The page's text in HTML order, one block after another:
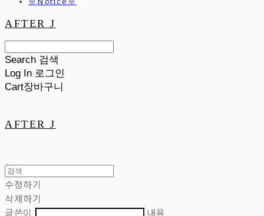
AFTER J
Search 검색
Log In 로그인
Cart장바구니
AFTER J
수정하기
삭제하기
글쓴이
내용